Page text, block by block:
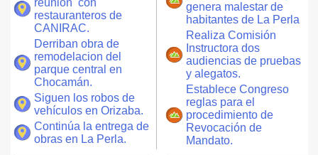
reunión con
restauranteros de
CANIRAC.
Derriban obra de
remodelacion del
parque central en
Chocamán.
Siguen los robos de
vehículos en Orizaba.
Continúa la entrega de
obras en La Perla.
genera malestar de
habitantes de La Perla
Realiza Comisión
Instructora dos
audiencias de pruebas
y alegatos.
Establece Congreso
reglas para el
procedimiento de
Revocación de
Mandato.